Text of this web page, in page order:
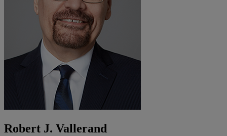
Robert J. Vallerand